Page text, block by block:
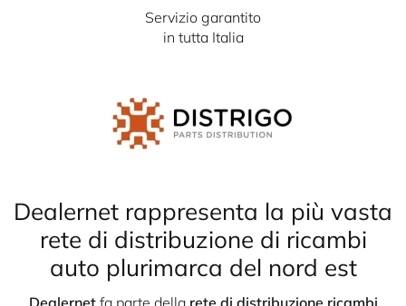
Servizio garantito
in tutta Italia
Dealernet rappresenta la più vasta
rete di distribuzione di ricambi
auto plurimarca del nord est
Dealernetfa parte della rete di distribuzione ricambi